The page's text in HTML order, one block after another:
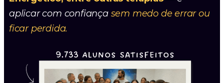
aplicar com confiança sem medo de errar ou
ficar perdida.